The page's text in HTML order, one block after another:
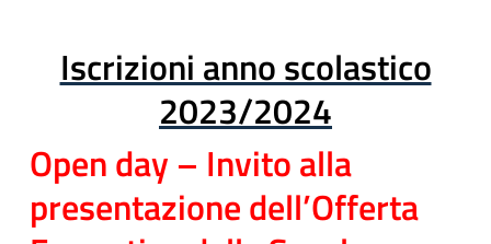
Iscrizioni anno scolastico
2023/2024
Open day – Invito alla
presentazione dell’Offerta